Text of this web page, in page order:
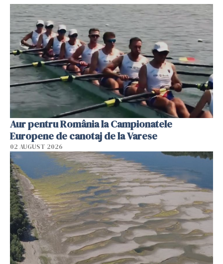
Aur pentru România la Campionatele
Europene de canotaj de la Varese
02 AUGUST 2026